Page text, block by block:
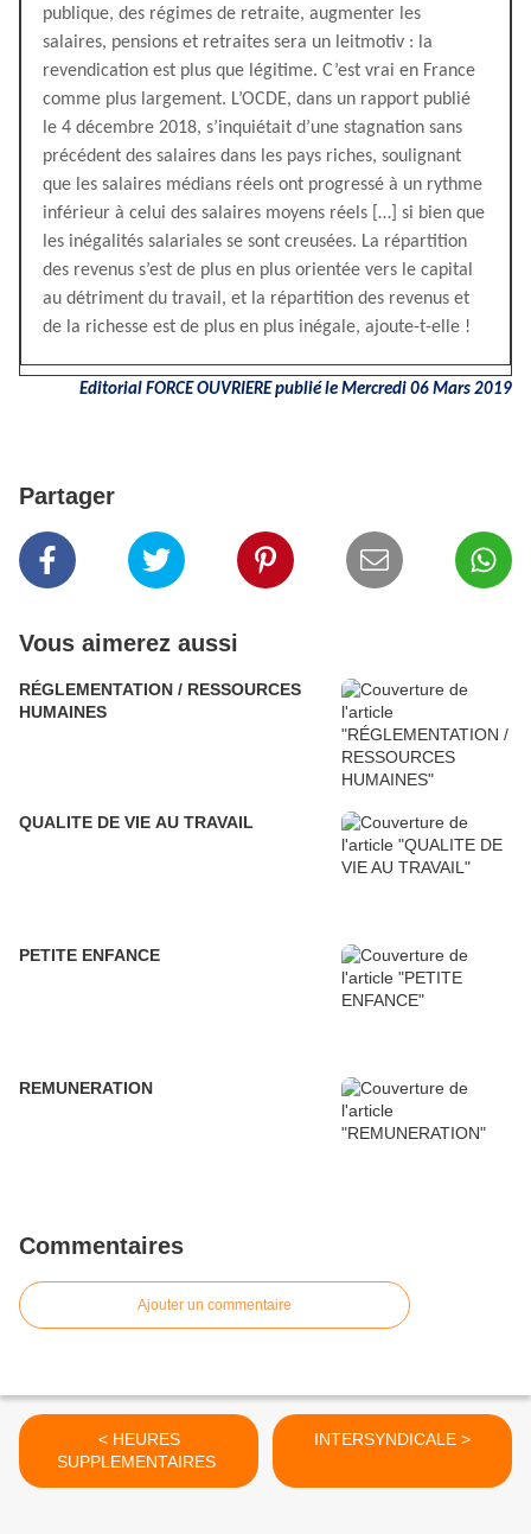
publique, des régimes de retraite, augmenter les
salaires, pensions et retraites sera un leitmotiv : la
revendication est plus que légitime. C’est vrai en France
comme plus largement. L’OCDE, dans un rapport publié
le 4 décembre 2018, s’inquiétait d’une stagnation sans
précédent des salaires dans les pays riches, soulignant
que les salaires médians réels ont progressé à un rythme
inférieur à celui des salaires moyens réels […] si bien que
les inégalités salariales se sont creusées. La répartition
des revenus s’est de plus en plus orientée vers le capital
au détriment du travail, et la répartition des revenus et
de la richesse est de plus en plus inégale, ajoute-t-elle !
Editorial FORCE OUVRIERE publié le Mercredi 06 Mars 2019
Partager
Vous aimerez aussi
RÉGLEMENTATION / RESSOURCES
HUMAINES
QUALITE DE VIE AU TRAVAIL
PETITE ENFANCE
REMUNERATION
Commentaires
Ajouter un commentaire
< HEURES
SUPPLEMENTAIRES
INTERSYNDICALE >